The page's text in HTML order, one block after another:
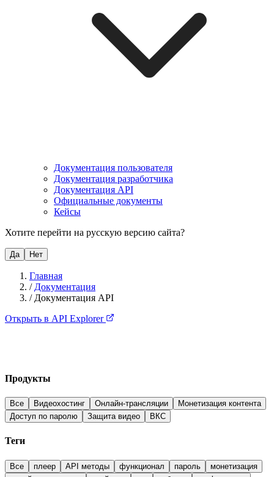
Документация пользователя
Документация разработчика
Документация API
Официальные документы
Кейсы
Хотите перейти на русскую версию сайта?
Да Нет
Главная
/ Документация
/ Документация API
Открыть в API Explorer
Продукты
Все Видеохостинг Онлайн-трансляции
Монетизация контента
Доступ по паролю
Защита видео ВКС
Теги
Все плеер API методы функционал пароль
монетизация